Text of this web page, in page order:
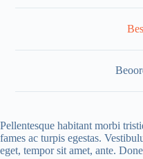
Pellentesque habitant morbi
fames ac turpis egestas.
eget, tempor sit amet, ante.